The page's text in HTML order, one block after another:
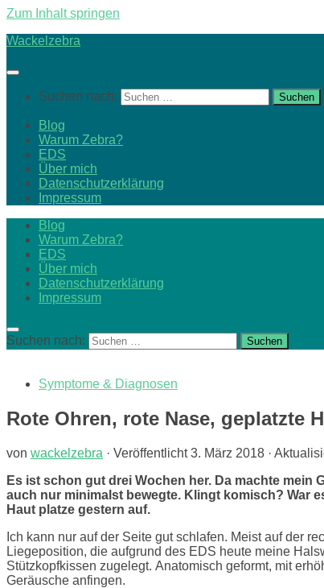
Zum Inhalt springen
Wackelzebra
Suchen nach:
Blog
Warum Zebra?
EDS
Über mich
Datenschutzerklärung
Impressum
Blog
Warum Zebra?
EDS
Über mich
Datenschutzerklärung
Impressum
Suchen nach:
Symptome & Diagnosen
Rote Ohren, rote Nase, geplatzte
von wackelzebra · Veröffentlicht3. März 2018 ·
Es ist schon gut drei Wochen her. Da machte
auch nur minimalst bewegte. Klingt komisch? War
Haut platze gestern auf.
Ich kann nur auf der Seite gut schlafen. Meist auf der
Liegeposition, die aufgrund des EDS heute meine
Stützkopfkissen zugelegt. Anatomisch geformt, mit
Geräusche anfingen.